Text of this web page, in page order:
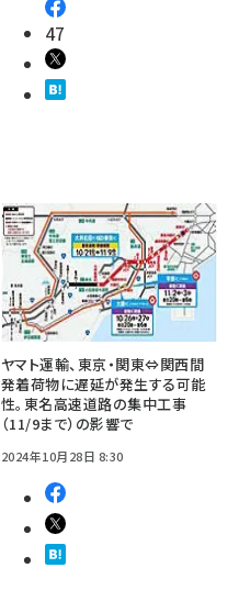
47
ヤマト運輸、東京・関東⇔関西間
発着荷物に遅延が発生する可能
性。東名高速道路の集中工事
（11/9まで）の影響で
2024年10月28日 8:30